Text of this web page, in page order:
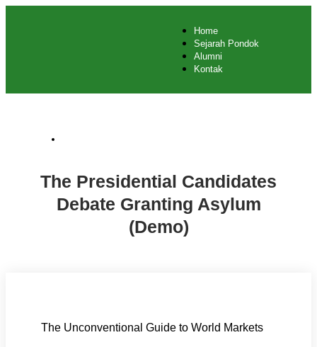
Home
Sejarah Pondok
Alumni
Kontak
The Presidential Candidates
Debate Granting Asylum
(Demo)
The Unconventional Guide to World Markets